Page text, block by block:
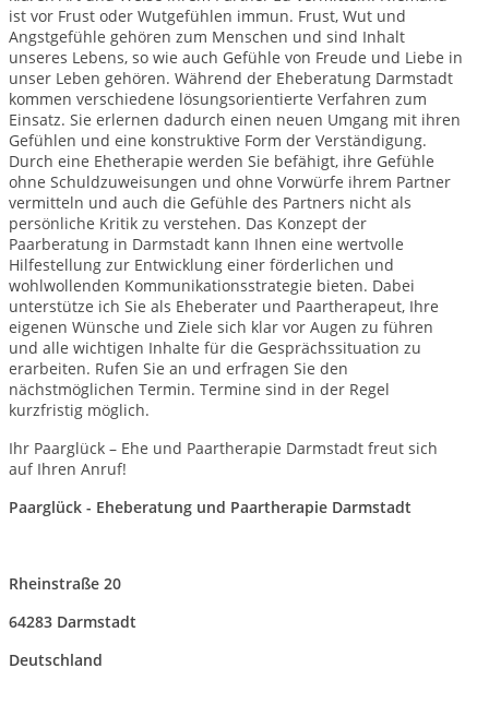
ist vor Frust oder Wutgefühlen immun. Frust, Wut und
Angstgefühle gehören zum Menschen und sind Inhalt
unseres Lebens, so wie auch Gefühle von Freude und Liebe in
unser Leben gehören. Während der Eheberatung Darmstadt
kommen verschiedene lösungsorientierte Verfahren zum
Einsatz. Sie erlernen dadurch einen neuen Umgang mit ihren
Gefühlen und eine konstruktive Form der Verständigung.
Durch eine Ehetherapie werden Sie befähigt, ihre Gefühle
ohne Schuldzuweisungen und ohne Vorwürfe ihrem Partner
vermitteln und auch die Gefühle des Partners nicht als
persönliche Kritik zu verstehen. Das Konzept der
Paarberatung in Darmstadt kann Ihnen eine wertvolle
Hilfestellung zur Entwicklung einer förderlichen und
wohlwollenden Kommunikationsstrategie bieten. Dabei
unterstütze ich Sie als Eheberater und Paartherapeut, Ihre
eigenen Wünsche und Ziele sich klar vor Augen zu führen
und alle wichtigen Inhalte für die Gesprächssituation zu
erarbeiten. Rufen Sie an und erfragen Sie den
nächstmöglichen Termin. Termine sind in der Regel
kurzfristig möglich.
Ihr Paarglück – Ehe und Paartherapie Darmstadt freut sich
auf Ihren Anruf!
Paarglück - Eheberatung und Paartherapie Darmstadt
Rheinstraße 20
64283 Darmstadt
Deutschland